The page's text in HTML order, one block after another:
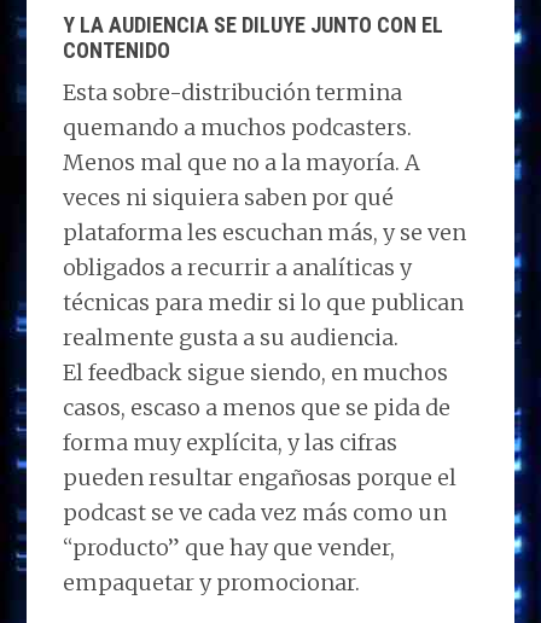
Y LA AUDIENCIA SE DILUYE JUNTO CON EL
CONTENIDO
Esta sobre-distribución termina
quemando a muchos podcasters.
Menos mal que no a la mayoría. A
veces ni siquiera saben por qué
plataforma les escuchan más, y se ven
obligados a recurrir a analíticas y
técnicas para medir si lo que publican
realmente gusta a su audiencia.​
El feedback sigue siendo, en muchos
casos, escaso a menos que se pida de
forma muy explícita, y las cifras
pueden resultar engañosas porque el
podcast se ve cada vez más como un
“producto” que hay que vender,
empaquetar y promocionar.​